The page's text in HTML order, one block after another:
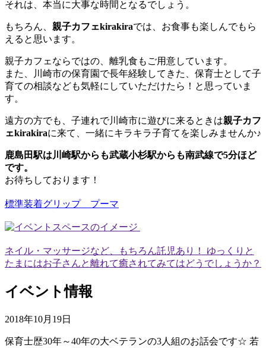
それは、本当に大事な時間となるでしょう。
もちろん、 親子カフェkirakiraでは、お食事も楽しんでもら
えると思います。
親子カフェならではの、離乳食もご用意しています。
また、川崎市の保育園で長年経験してきた、保育士として子
育ての相談なども気軽にしていただけたら！と思っていま
す。
遠方の方でも、子連れで川崎市に遊びに来るときは親子カフ
ェkirakiraに来て、一緒にキラキラ子育てを楽しみませんか♪
鹿島田駅は川崎駅からも武蔵小杉駅からも南武線で5分ほど
です。
お待ちしております！
標準装着グリップ プーマ
ネイル・マッサージなど、もちろん託児あり！ ゆっくりと
たまにはお子さんと離れて癒されてみてはどうでしょうか？
イベント情報
2018年10月19日
保育士歴30年～40年の大ベテランの3人組のお話会です☆ 若